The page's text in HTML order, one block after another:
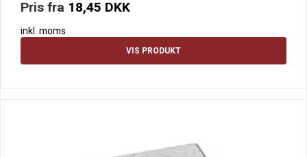
Pris fra 18,45 DKK
inkl. moms
VIS PRODUKT